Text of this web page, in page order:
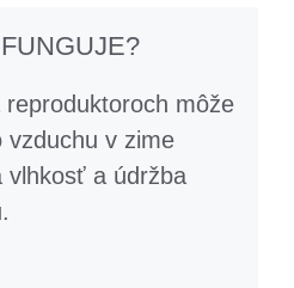
môže
vzduchu v zime
vlhkosť a údržba